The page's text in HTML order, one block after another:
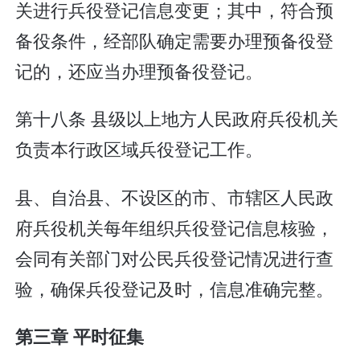
关进行兵役登记信息变更；其中，符合预
备役条件，经部队确定需要办理预备役登
记的，还应当办理预备役登记。
第十八条 县级以上地方人民政府兵役机关
负责本行政区域兵役登记工作。
县、自治县、不设区的市、市辖区人民政
府兵役机关每年组织兵役登记信息核验，
会同有关部门对公民兵役登记情况进行查
验，确保兵役登记及时，信息准确完整。
第三章 平时征集